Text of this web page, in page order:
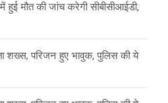
हुई मौत की जांच करेगी सीबीसीआईडी,
शख्स, परिजन हुए भावुक, पुलिस की ये